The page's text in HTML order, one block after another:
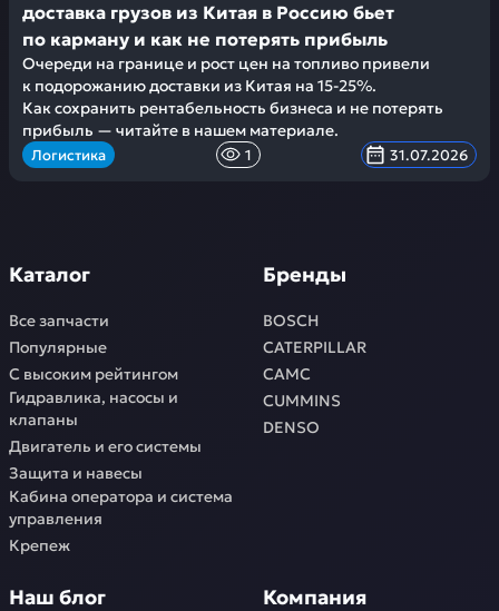
доставка грузов из Китая в Россию бьет
по карману и как не потерять прибыль
Очереди на границе и рост цен на топливо привели
к подорожанию доставки из Китая на 15-25%.
Как сохранить рентабельность бизнеса и не потерять
прибыль — читайте в нашем материале.
Логистика 1 31.07.2026
Каталог
Все запчасти
Популярные
С высоким рейтингом
Гидравлика, насосы и
клапаны
Двигатель и его системы
Защита и навесы
Кабина оператора и система
управления
Крепеж
Бренды
BOSCH
CATERPILLAR
CAMC
CUMMINS
DENSO
Наш блог Компания